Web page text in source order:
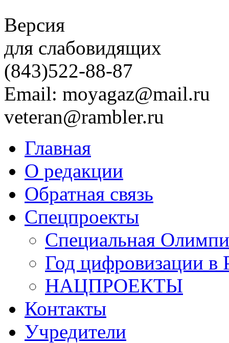
Версия
для слабовидящих
(843)522-88-87
Email: moyagaz@mail.ru
veteran@rambler.ru
Главная
О редакции
Обратная связь
Спецпроекты
Специальная
Год цифровизации в
НАЦПРОЕКТЫ
Контакты
Учредители